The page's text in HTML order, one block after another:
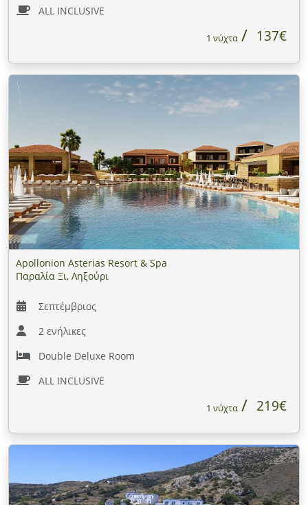
ALL INCLUSIVE
1 νύχτα 137€
Apollonion Asterias Resort & Spa
Παραλία Ξι, Ληξούρι
Σεπτέμβριος
2 ενήλικες
Double Deluxe Room
ALL INCLUSIVE
1 νύχτα 219€